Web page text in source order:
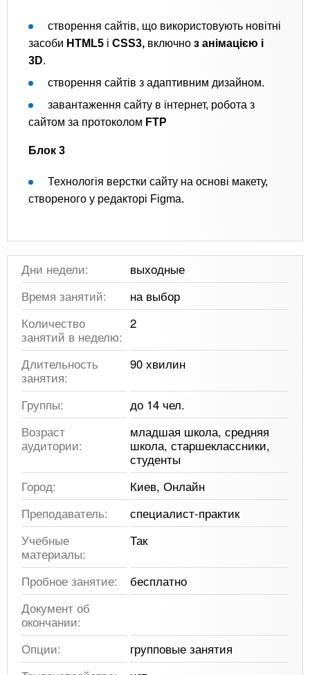
створення сайтів, що використовують новітні
засоби HTML5 і CSS3, включно з анімацією і
3D.
створення сайтів з адаптивним дизайном.
завантаження сайту в інтернет, робота з
сайтом за протоколом FTP
Блок 3
Технологія верстки сайту на основі макету,
створеного у редакторі Figma.
Дни недели:
выходные
Время занятий:
на выбор
Количество
занятий в неделю:
2
Длительность
занятия:
90 хвилин
Группы:
до 14 чел.
Возраст
аудитории:
младшая школа, средняя
школа, старшеклассники,
студенты
Город:
Киев, Онлайн
Преподаватель:
специалист-практик
Учебные
материалы:
Так
Пробное занятие:
бесплатно
Документ об
окончании:
Опции:
групповые занятия